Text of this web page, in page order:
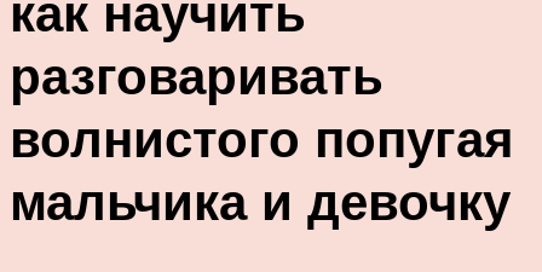
разговаривать
волнистого попугая
мальчика и девочку